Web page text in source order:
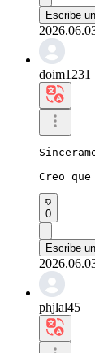
Escribe
doim1231
Creo
0
Escribe
phjlal45